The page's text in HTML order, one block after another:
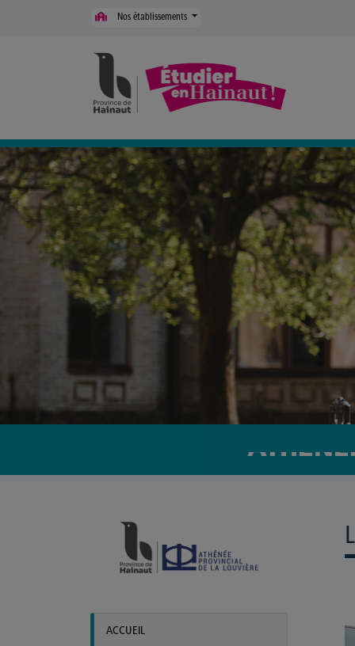
Panneau de gestion des cookies
Nos établissements
ACCUEIL